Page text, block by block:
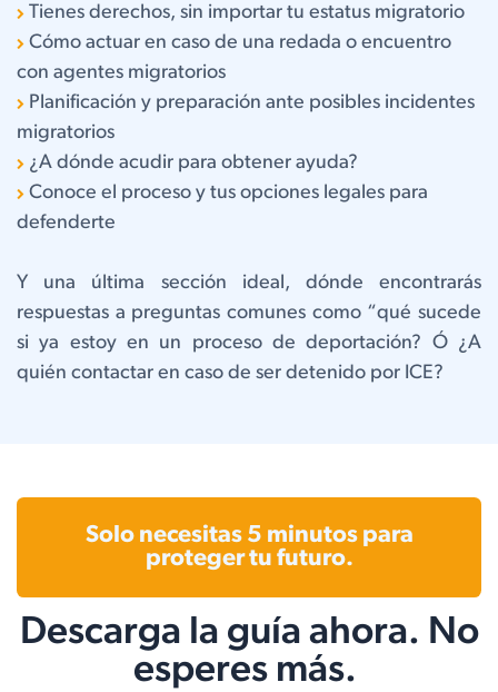
Tienes derechos, sin importar tu estatus migratorio
Cómo actuar en caso de una redada o encuentro
con agentes migratorios
Planificación y preparación ante posibles incidentes
migratorios
¿A dónde acudir para obtener ayuda?
Conoce el proceso y tus opciones legales para
defenderte
Y una última sección ideal, dónde encontrarás
respuestas a preguntas comunes como “qué sucede
si ya estoy en un proceso de deportación? Ó ¿A
quién contactar en caso de ser detenido por ICE?
Solo necesitas 5 minutos para
proteger tu futuro.
Descarga la guía ahora. No
esperes más.